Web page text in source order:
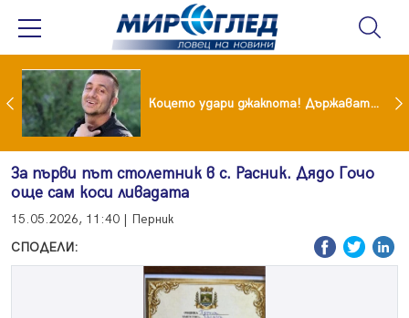
Тишина преди бурята! Защо Саня Армутлиева продължава да мълчи за раздялата с Дара? Коцето удари джакпота! Държавата му плаща 95 000 евро
За първи път столетник в с. Расник. Дядо Гочо
още сам коси ливадата
15.05.2026, 11:40 | Перник
СПОДЕЛИ: